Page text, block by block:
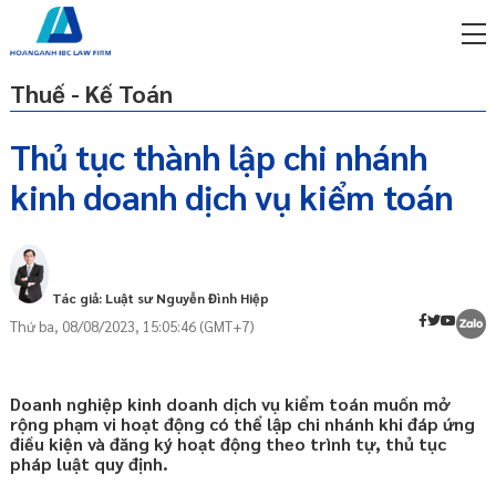
Thuế - Kế Toán
Thủ tục thành lập chi nhánh
kinh doanh dịch vụ kiểm toán
Tác giả: Luật sư Nguyễn Đình Hiệp
Thứ ba, 08/08/2023, 15:05:46 (GMT+7)
Doanh nghiệp kinh doanh dịch vụ kiểm toán muốn mở
rộng phạm vi hoạt động có thể lập chi nhánh khi đáp ứng
điều kiện và đăng ký hoạt động theo trình tự, thủ tục
pháp luật quy định.
Cơ sở pháp lý
doanh dịch vụ kiểm toán
Trình tự, thủ tục thành lập chi nhánh
Thông báo thành lập chi nhánh với
cơ quan đăng ký kinh doanh
Đăng ký kinh doanh dịch vụ kiểm
phí qua zalo
ty/doanh nghiệp
gói
phí qua zalo
ty/doanh nghiệp
gói
ty/doanh nghiệp
gói